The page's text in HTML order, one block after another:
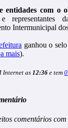
entidades com o
e
Intermunicipal
ganhou o
mais).
Internet as12:36 e tem
comentários